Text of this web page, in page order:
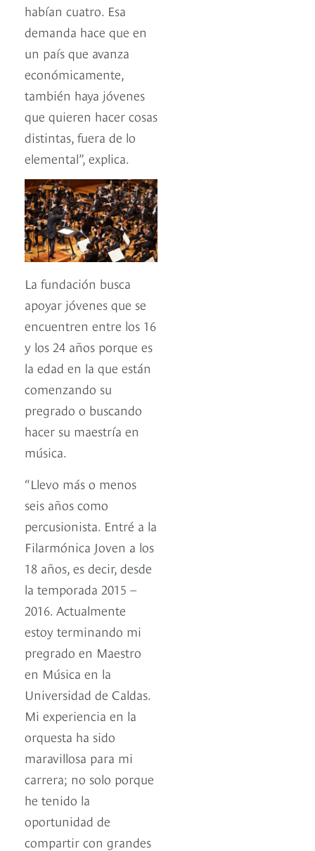
habían cuatro. Esa
demanda hace que en
un país que avanza
económicamente,
también haya jóvenes
que quieren hacer cosas
distintas, fuera de lo
elemental”, explica.
La fundación busca
apoyar jóvenes que se
encuentren entre los 16
y los 24 años porque es
la edad en la que están
comenzando su
pregrado o buscando
hacer su maestría en
música.
“Llevo más o menos
seis años como
percusionista. Entré a la
Filarmónica Joven a los
18 años, es decir, desde
la temporada 2015 –
2016. Actualmente
estoy terminando mi
pregrado en Maestro
en Música en la
Universidad de Caldas.
Mi experiencia en la
orquesta ha sido
maravillosa para mi
carrera; no solo porque
he tenido la
oportunidad de
compartir con grandes